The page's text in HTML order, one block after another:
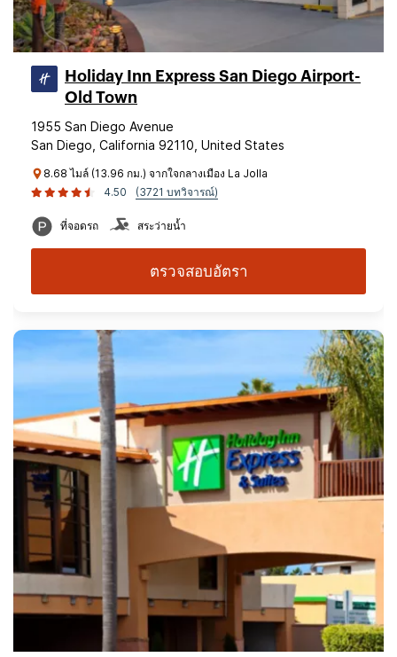
Holiday Inn Express San Diego Airport-
Old Town
1955 San Diego Avenue
San Diego, California 92110, United States
8.68 ไมล์ (13.96 กม.) จากใจกลางเมือง La Jolla
4.50
(3721 บทวิจารณ์)
ที่จอดรถ สระว่ายน้ำ
ตรวจสอบอัตรา